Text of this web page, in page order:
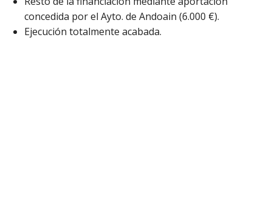
concedida por el Ayto. de Andoain (6.000 €).
Ejecución totalmente acabada.